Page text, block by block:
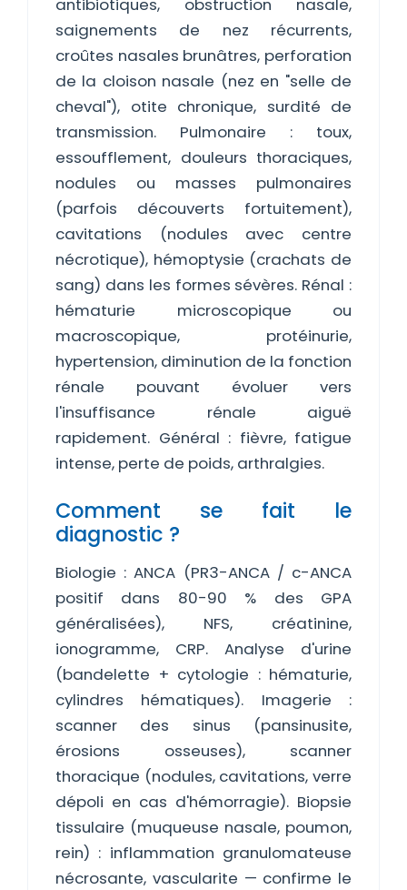
antibiotiques, obstruction nasale,
saignements de nez récurrents,
croûtes nasales brunâtres, perforation
de la cloison nasale (nez en "selle de
cheval"), otite chronique, surdité de
transmission. Pulmonaire : toux,
essoufflement, douleurs thoraciques,
nodules ou masses pulmonaires
(parfois découverts fortuitement),
cavitations (nodules avec centre
nécrotique), hémoptysie (crachats de
sang) dans les formes sévères. Rénal :
hématurie microscopique ou
macroscopique, protéinurie,
hypertension, diminution de la fonction
rénale pouvant évoluer vers
l'insuffisance rénale aiguë
rapidement. Général : fièvre, fatigue
intense, perte de poids, arthralgies.
Comment se fait le
diagnostic ?
Biologie : ANCA (PR3-ANCA / c-ANCA
positif dans 80-90 % des GPA
généralisées), NFS, créatinine,
ionogramme, CRP. Analyse d'urine
(bandelette + cytologie : hématurie,
cylindres hématiques). Imagerie :
scanner des sinus (pansinusite,
érosions osseuses), scanner
thoracique (nodules, cavitations, verre
dépoli en cas d'hémorragie). Biopsie
tissulaire (muqueuse nasale, poumon,
rein) : inflammation granulomateuse
nécrosante, vascularite — confirme le